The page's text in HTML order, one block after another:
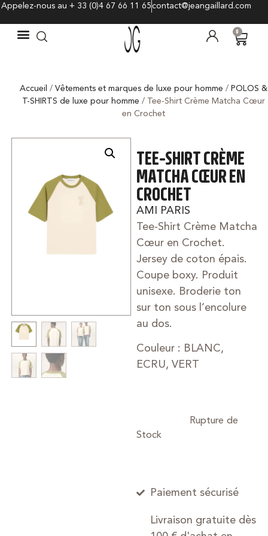
Appelez-nous au + 33 (0)4 67 66 11 65contact@jeangaillard.com
0
Accueil / Vêtements et marques de luxe pour homme / POLOS &
T-SHIRTS de luxe pour homme / Tee-Shirt Crème Matcha Cœur
en Crochet
TEE-SHIRT CRÈME
MATCHA CŒUR EN
CROCHET
AMI PARIS
Tee-Shirt Crème Matcha
Cœur en Crochet.
Jersey de coton épais.
Coupe boxy. Produit
unisexe. Broderie ton
sur ton sous l’encolure
au dos.
Couleur : BLANC,
ECRU, VERT
Paiement sécurisé
Livraison gratuite dès